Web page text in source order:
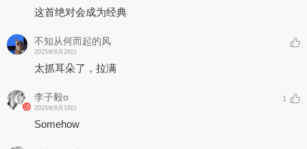
这首绝对会成为经典
不知从何而起的风
2025年6月28日
太抓耳朵了，拉满
李子毅o
2025年6月18日
1
Somehow